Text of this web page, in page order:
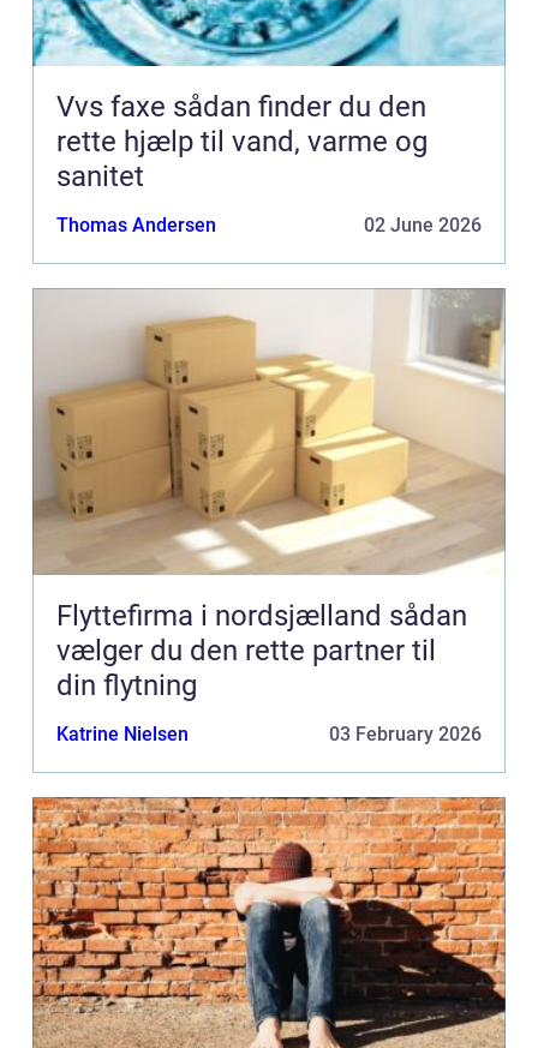
Vvs faxe sådan finder du den
rette hjælp til vand, varme og
sanitet
Thomas Andersen 02 June 2026
Flyttefirma i nordsjælland sådan
vælger du den rette partner til
din flytning
Katrine Nielsen 03 February 2026